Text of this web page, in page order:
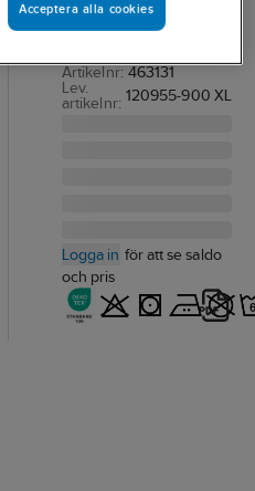
ROCK FK 3080 ELP
Artikelnr: 463131
Lev.
artikelnr: 120955-900 XL
Logga in för att se saldo
och pris
Acceptera alla cookies